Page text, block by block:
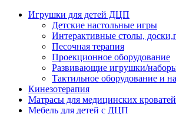
Игрушки для детей ДЦП
Детские настольные игры
Интерактивные столы,
Песочная терапия
Проекционное оборудование
Развивающие игрушки/
Тактильное оборудование и
Кинезотерапия
Матрасы для медицинских кроватей
Мебель для детей с ДЦП